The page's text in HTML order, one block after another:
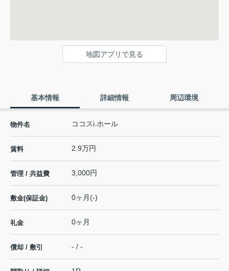
地図アプリで見る
基本情報 詳細情報 周辺環境
物件名 ココスi.ホール
賃料 2.9万円
管理 / 共益費 3,000円
敷金(保証金) 0ヶ月(-)
礼金 0ヶ月
償却 / 敷引 - / -